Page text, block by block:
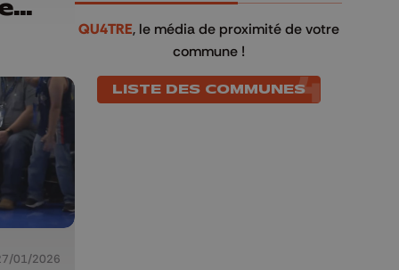
01/2026
QU4TRE, le média de proximité de votre
commune !
LISTE DES COMMUNES